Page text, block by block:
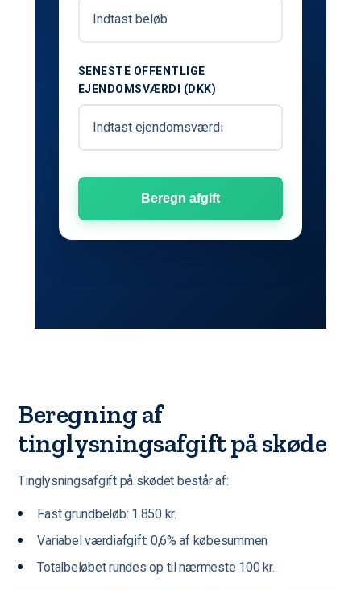
SENESTE OFFENTLIGE
EJENDOMSVÆRDI (DKK)
Beregn afgift
Beregning af
tinglysningsafgift på skøde
Tinglysningsafgift på skødet består af:
Fast grundbeløb: 1.850 kr.
Variabel værdiafgift: 0,6% af købesummen
Totalbeløbet rundes op til nærmeste 100 kr.